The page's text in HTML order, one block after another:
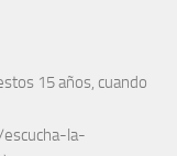
15 años, cuando
la-